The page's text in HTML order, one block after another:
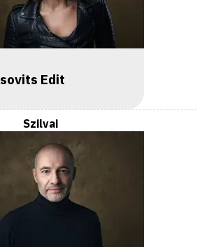
Edit
Szilvai